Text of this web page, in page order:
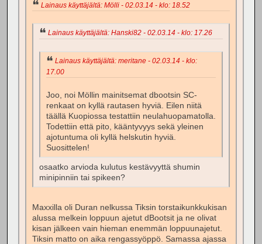
Lainaus käyttäjältä: Mölli - 02.03.14 - klo: 18.52
Lainaus käyttäjältä: Hanski82 - 02.03.14 - klo: 17.26
Lainaus käyttäjältä: meritane - 02.03.14 - klo:
17.00
Joo, noi Möllin mainitsemat dbootsin SC-
renkaat on kyllä rautasen hyviä. Eilen niitä
täällä Kuopiossa testattiin neulahuopamatolla.
Todettiin että pito, kääntyvyys sekä yleinen
ajotuntuma oli kyllä helskutin hyviä.
Suosittelen!
osaatko arvioda kulutus kestävyyttä shumin
minipinniin tai spikeen?
Maxxilla oli Duran nelkussa Tiksin torstaikunkkukisan
alussa melkein loppuun ajetut dBootsit ja ne olivat
kisan jälkeen vain hieman enemmän loppuunajetut.
Tiksin matto on aika rengassyöppö. Samassa ajassa